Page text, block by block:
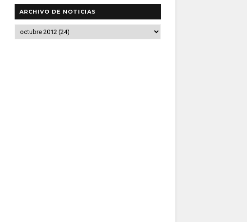
ARCHIVO DE NOTICIAS